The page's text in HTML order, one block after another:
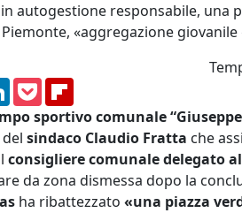
autogestione responsabile, una
«aggregazione
LinkedIn
Pocket
sportivo comunale
del sindaco Claudio Fratta che
consigliere comunale delegato
da zona dismessa dopo la
ha ribattezzato «una piazza